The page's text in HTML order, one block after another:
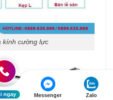
kính cường lực
ngay Messenger Zalo